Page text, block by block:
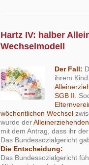
Hartz IV: halber
Wechselmodell
Der Fall:
ihrem
SGB II .
wöchentlichen Wechsel
wurde der
mit dem Antrag, dass ihr
Das Bundessozialgericht
Die Entscheidung:
Das Bundessozialgericht